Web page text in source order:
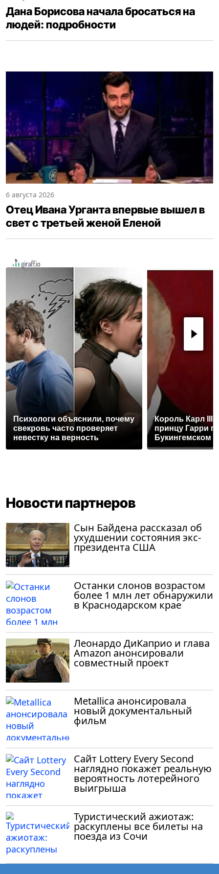
Дана Борисова начала бросаться на
людей: подробности
6 августа 2026
Отец Ивана Урганта впервые вышел в
свет с третьей женой Еленой
Психологи объяснили, почему
свекровь часто проверяет
невестку на верность
Король Карл III
принцу Гарри
Букингемском
Новости партнеров
Сын Байдена рассказал об
ухудшении состояния экс-
президента США
Останки слонов возрастом
более 1 млн лет обнаружили
в Краснодарском крае
Леонардо ДиКаприо и глава
Amazon анонсировали
совместный проект
Metallica анонсировала
новый документальный
фильм
Сайт Lottery Every Second
наглядно покажет реальную
вероятность лотерейного
выигрыша
Туристический ажиотаж:
раскуплены все билеты на
поезда из Сочи